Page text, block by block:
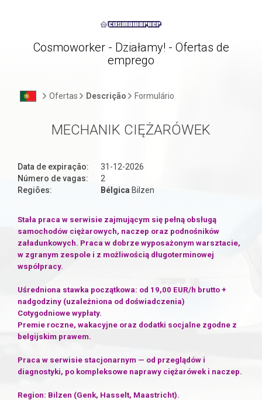
Cosmoworker - Działamy! - Ofertas de
emprego
Ofertas Descrição Formulário
MECHANIK CIĘŻARÓWEK
Data de expiração:
31-12-2026
Número de vagas:
2
Regiões:
Bélgica Bilzen
Stała praca w serwisie zajmującym się pełną obsługą
samochodów ciężarowych, naczep oraz podnośników
załadunkowych. Praca w dobrze wyposażonym warsztacie,
w zgranym zespole i z możliwością długoterminowej
współpracy.
Uśredniona stawka początkowa: od 19,00 EUR/h brutto +
nadgodziny (uzależniona od doświadczenia)
Cotygodniowe wypłaty.
Premie roczne, wakacyjne oraz dodatki socjalne zgodne z
belgijskim prawem.
Praca w serwisie stacjonarnym — od przeglądów i
diagnostyki, po kompleksowe naprawy ciężarówek i naczep.
Region: Bilzen (Genk, Hasselt, Maastricht).